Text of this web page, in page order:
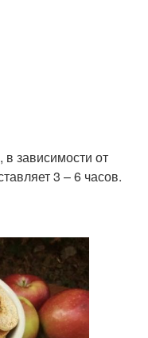
зависимости от
3 – 6 часов.